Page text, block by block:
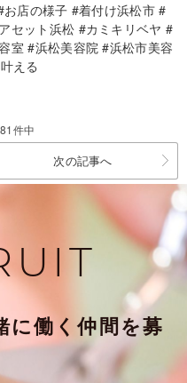
店の様子 #着付け浜松市 #
セット浜松 #カミキリベヤ #
室 #浜松美容院 #浜松市美容
える
件中
次の記事へ
に働く仲間を募